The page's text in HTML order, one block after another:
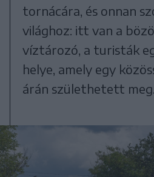
tornácára, és onnan
világhoz: itt van a
víztározó, a turisták
helye, amely egy
árán születhetett meg.